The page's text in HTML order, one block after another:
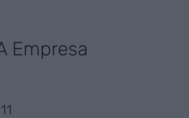
Empresa